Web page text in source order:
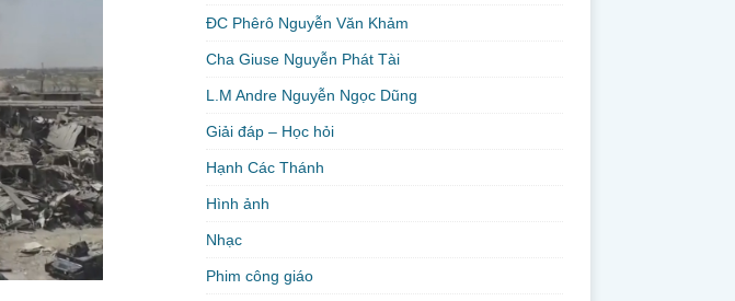
ĐC Phêrô Nguyễn Văn Khảm
Cha Giuse Nguyễn Phát Tài
L.M Andre Nguyễn Ngọc Dũng
Giải đáp – Học hỏi
Hạnh Các Thánh
Hình ảnh
Nhạc
Phim công giáo